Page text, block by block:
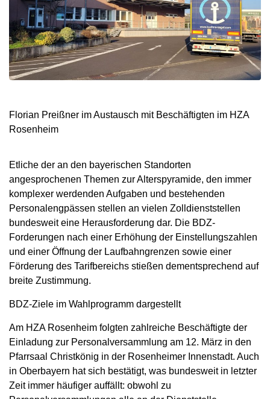
Florian Preißner im Austausch mit Beschäftigten im HZA
Rosenheim
Etliche der an den bayerischen Standorten
angesprochenen Themen zur Alterspyramide, den immer
komplexer werdenden Aufgaben und bestehenden
Personalengpässen stellen an vielen Zolldienststellen
bundesweit eine Herausforderung dar. Die BDZ-
Forderungen nach einer Erhöhung der Einstellungszahlen
und einer Öffnung der Laufbahngrenzen sowie einer
Förderung des Tarifbereichs stießen dementsprechend auf
breite Zustimmung.
BDZ-Ziele im Wahlprogramm dargestellt
Am HZA Rosenheim folgten zahlreiche Beschäftigte der
Einladung zur Personalversammlung am 12. März in den
Pfarrsaal Christkönig in der Rosenheimer Innenstadt. Auch
in Oberbayern hat sich bestätigt, was bundesweit in letzter
Zeit immer häufiger auffällt: obwohl zu